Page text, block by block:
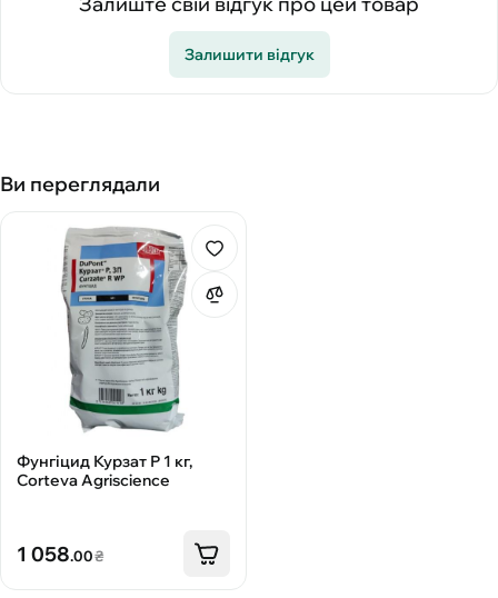
Залишити відгук
Ви переглядали
Фунгіцид Курзат Р 1 кг,
Corteva Agriscience
1 058.00₴